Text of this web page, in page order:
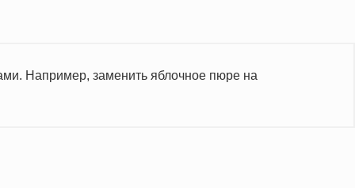
Например, заменить яблочное пюре на